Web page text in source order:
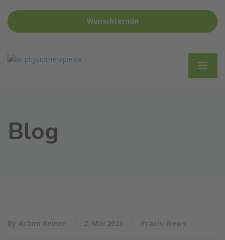
Wunschtermin
Blog
By Achim Reiner 2. Mai 2023 Praxis-News